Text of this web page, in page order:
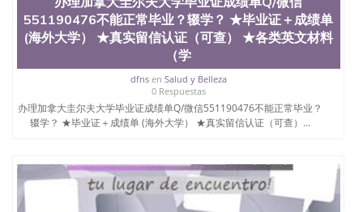
护理学院、科学学院等。学校的教育学院排名在全美
前十名，工学院排名在前十五名，且继续攀升中。纽
约大学为学生们提供本科、硕士及博士学位。学校的
专业课程包括：会计学、MBA、财务、教育、建筑工
程、经济、医学、护理、文学、音乐、生物学、统计
学、美术、电子工程、天文学、农业、环境污染控
制、历史、电气工程、生物工程、建筑设计、工商管
理、材料科学、机械工程、航天工程、土木工程、数
科、金融专业 1、客户提供相关材料，确定客户办理
信息，给出操作方案； 2、补充毕业证成绩单等相关
材料； 3、留服注册申请账号，付定金； 4、预约递
551190476不能正常毕业？辍学？ ★毕业证＋成绩单
(海外大学） ★真实留信认证（可查） ★各类英文材料
（学
dfnsen Salud y Belleza
0 Respuestas
办理加拿大圭尔夫大学毕业证成绩单Q/微信551190476不能正常毕业？
辍学？ ★毕业证＋成绩单 (海外大学） ★真实留信认证（可查）...